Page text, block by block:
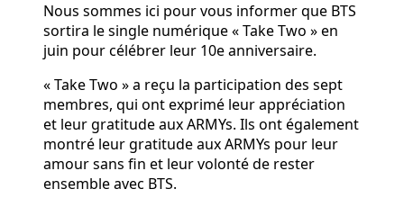
Nous sommes ici pour vous informer que BTS
sortira le single numérique « Take Two » en
juin pour célébrer leur 10e anniversaire.
« Take Two » a reçu la participation des sept
membres, qui ont exprimé leur appréciation
et leur gratitude aux ARMYs. Ils ont également
montré leur gratitude aux ARMYs pour leur
amour sans fin et leur volonté de rester
ensemble avec BTS.